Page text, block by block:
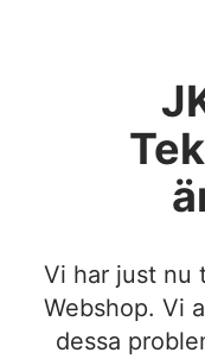
Vi har just nu
Webshop. Vi
dessa